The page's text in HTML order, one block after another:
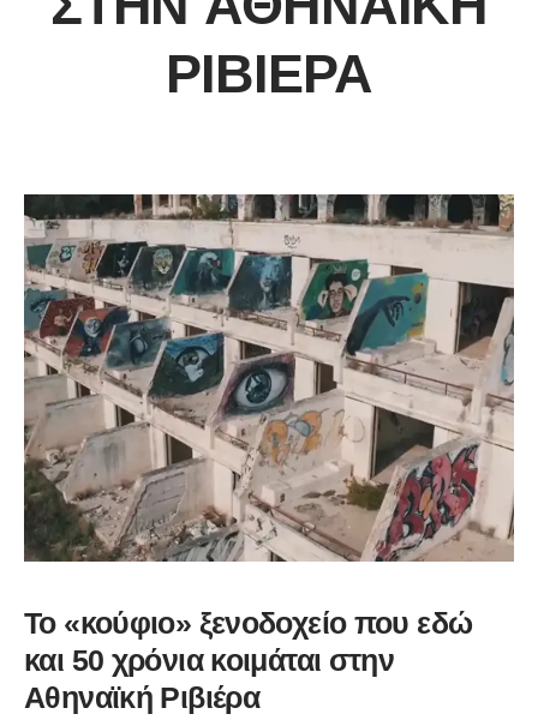
ΡΙΒΙΈΡΑ
Το «κούφιο» ξενοδοχείο που εδώ
και 50 χρόνια κοιμάται στην
Αθηναϊκή Ριβιέρα